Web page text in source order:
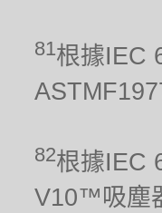
81根據IEC
82根據IEC
V10™吸塵